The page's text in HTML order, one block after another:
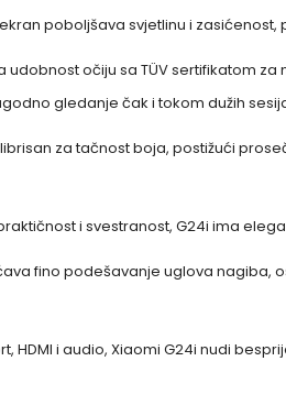
poboljšava svjetlinu i
udobnost očiju sa TÜV sertifikatom
gledanje čak i tokom dužih
za tačnost boja, postižući
i svestranost, G24i ima
fino podešavanje uglova nagiba,
HDMI i audio, Xiaomi G24i nudi